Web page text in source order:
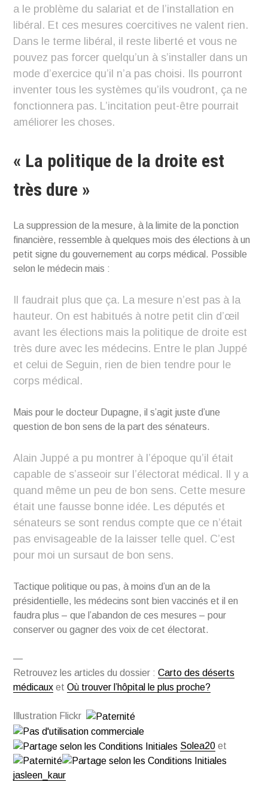
a le problème du salariat et de l’installation en
libéral. Et ces mesures coercitives ne valent rien.
Dans le terme libéral, il reste liberté et vous ne
pouvez pas forcer quelqu’un à s’installer dans un
mode d’exercice qu’il n’a pas choisi. Ils pourront
inventer tous les systèmes qu’ils voudront, ça ne
fonctionnera pas. L’incitation peut-être pourrait
améliorer les choses.
« La politique de la droite est
très dure »
La suppression de la mesure, à la limite de la ponction
financière, ressemble à quelques mois des élections à un
petit signe du gouvernement au corps médical. Possible
selon le médecin mais :
Il faudrait plus que ça. La mesure n’est pas à la
hauteur. On est habitués à notre petit clin d’œil
avant les élections mais la politique de droite est
très dure avec les médecins. Entre le plan Juppé
et celui de Seguin, rien de bien tendre pour le
corps médical.
Mais pour le docteur Dupagne, il s’agit juste d’une
question de bon sens de la part des sénateurs.
Alain Juppé a pu montrer à l’époque qu’il était
capable de s’asseoir sur l’électorat médical. Il y a
quand même un peu de bon sens. Cette mesure
était une fausse bonne idée. Les députés et
sénateurs se sont rendus compte que ce n’était
pas envisageable de la laisser telle quel. C’est
pour moi un sursaut de bon sens.
Tactique politique ou pas, à moins d’un an de la
présidentielle, les médecins sont bien vaccinés et il en
faudra plus – que l’abandon de ces mesures – pour
conserver ou gagner des voix de cet électorat.
—
Retrouvez les articles du dossier :Carto des déserts
médicaux etOù trouver l’hôpital le plus proche?
Illustration Flickr
Solea20 et
jasleen_kaur